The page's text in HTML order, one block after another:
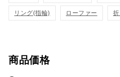
リング(指輪) ローファー
商品価格